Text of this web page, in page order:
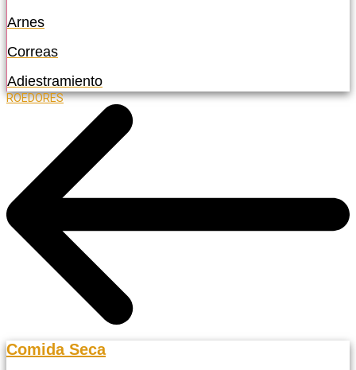
Arnes
Correas
Adiestramiento
ROEDORES
Comida Seca